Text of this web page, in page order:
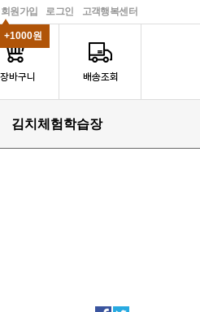
고객행복센터
로그인
회원가입
+1000원
김치체험학습장